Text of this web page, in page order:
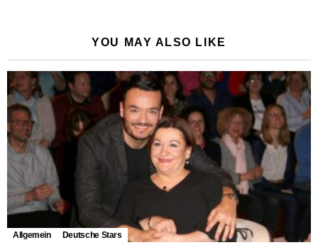
YOU MAY ALSO LIKE
Allgemein Deutsche Stars